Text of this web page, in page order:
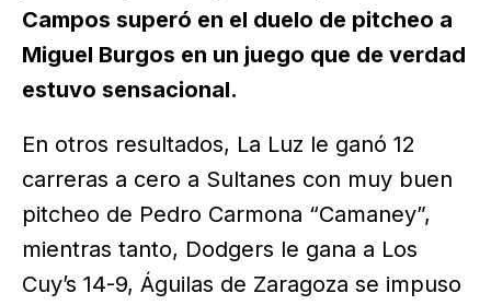
Campos superó en el duelo de pitcheo a
Miguel Burgos en un juego que de verdad
estuvo sensacional.
En otros resultados, La Luz le ganó 12
carreras a cero a Sultanes con muy buen
pitcheo de Pedro Carmona “Camaney”,
mientras tanto, Dodgers le gana a Los
Cuy’s 14-9, Águilas de Zaragoza se impuso